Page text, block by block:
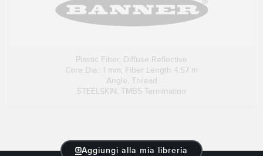
Plastic Fiber, Diffuse Reflective
Core Dia.: 1 mm; Fiber Length 4.57 m
Angle, Thread
STEELSKIN, TMB5 Termination
Aggiungi alla mia libreria